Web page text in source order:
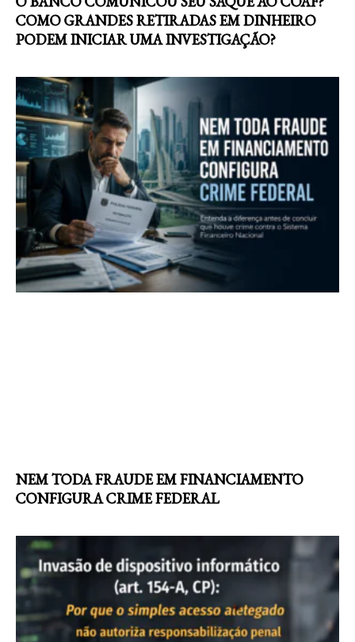
COMO GRANDES RETIRADAS EM DINHEIRO
PODEM INICIAR UMA INVESTIGAÇÃO?
NEM TODA FRAUDE EM FINANCIAMENTO
CONFIGURA CRIME FEDERAL